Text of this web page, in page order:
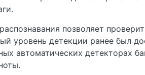
позволяет
уровень детекции ранее был
автоматических детекторах